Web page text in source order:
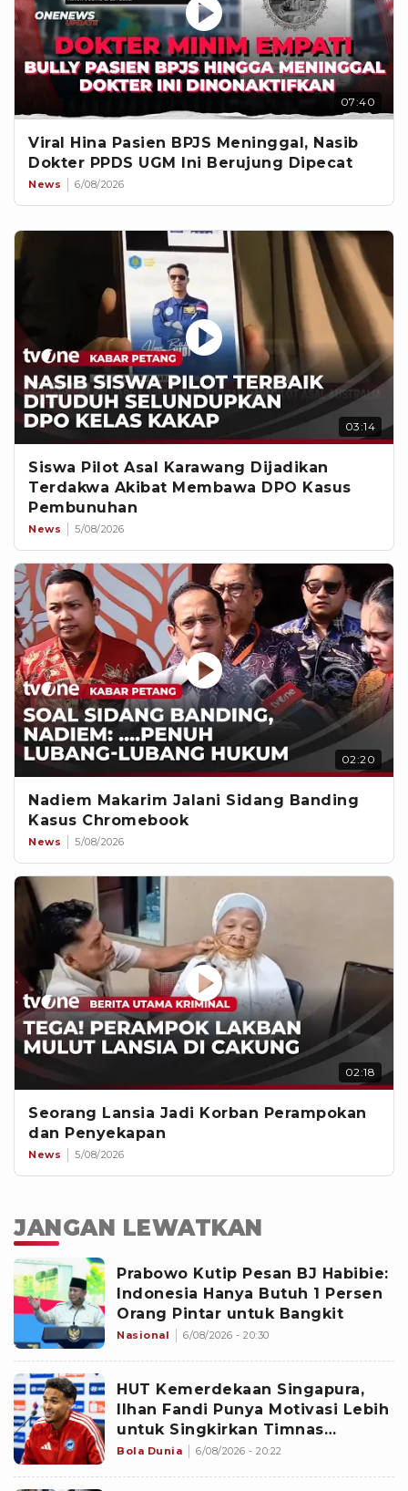
07:40
Viral Hina Pasien BPJS Meninggal, Nasib
Dokter PPDS UGM Ini Berujung Dipecat
News 6/08/2026
03:14
Siswa Pilot Asal Karawang Dijadikan
Terdakwa Akibat Membawa DPO Kasus
Pembunuhan
News 5/08/2026
02:20
Nadiem Makarim Jalani Sidang Banding
Kasus Chromebook
News 5/08/2026
02:18
Seorang Lansia Jadi Korban Perampokan
dan Penyekapan
News 5/08/2026
JANGAN LEWATKAN
Prabowo Kutip Pesan BJ Habibie:
Indonesia Hanya Butuh 1 Persen
Orang Pintar untuk Bangkit
Nasional 6/08/2026 - 20:30
HUT Kemerdekaan Singapura,
Ilhan Fandi Punya Motivasi Lebih
untuk Singkirkan Timnas
Indonesia dari Piala AFF 2026
Bola Dunia 6/08/2026 - 20:22